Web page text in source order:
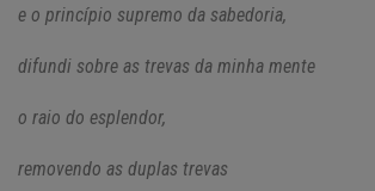
e o princípio supremo da sabedoria,
difundi sobre as trevas da minha mente
o raio do esplendor,
removendo as duplas trevas